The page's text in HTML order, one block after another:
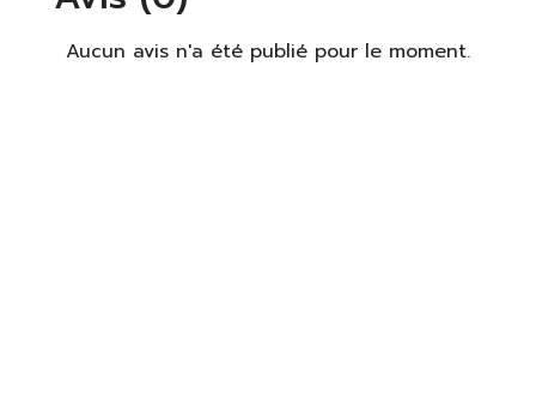
Aucun avis n'a été publié pour le moment.